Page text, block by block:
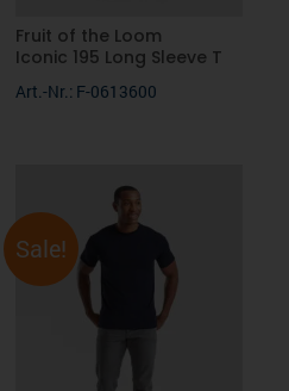
Fruit of the Loom
Iconic 195 Long Sleeve T
Art.-Nr.: F-0613600
Sale!